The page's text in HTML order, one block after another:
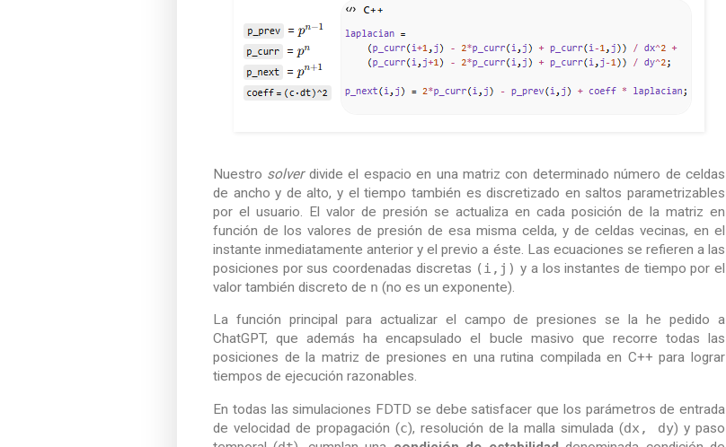
Nuestro solverdivide el espacio en una matriz con determinado número de celdas
de ancho y de alto, y el tiempo también es discretizado en saltos parametrizables
por el usuario. El valor de presión se actualiza en cada posición de la matriz en
función de los valores de presión de esa misma celda, y de celdas vecinas, en el
instante inmediatamente anterior y el previo a éste. Las ecuaciones se refieren a las
posiciones por sus coordenadas discretas (i,j) y a los instantes de tiempo por el
valor también discreto de n (no es un exponente).
La función principal para actualizar el campo de presiones se la he pedido a
ChatGPT, que además ha encapsulado el bucle masivo que recorre todas las
posiciones de la matriz de presiones en una rutina compilada en C++ para lograr
tiempos de ejecución razonables.
En todas las simulaciones FDTD se debe satisfacer que los parámetros de entrada
de velocidad de propagación (c), resolución de la malla simulada (dx, dy) y paso